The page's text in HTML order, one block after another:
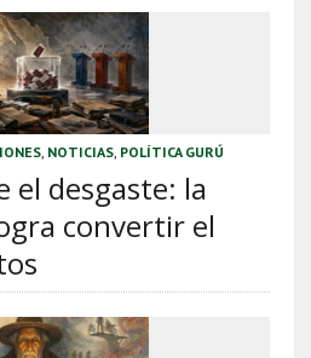
, NOTICIAS, POLÍTICA GURÚ
el desgaste: la
convertir el